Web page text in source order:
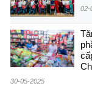
02-
30-05-2025